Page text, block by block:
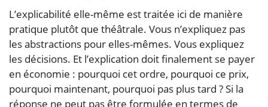
L’explicabilité elle-même est traitée ici de manière
pratique plutôt que théâtrale. Vous n’expliquez pas
les abstractions pour elles-mêmes. Vous expliquez
les décisions. Et l’explication doit finalement se payer
en économie : pourquoi cet ordre, pourquoi ce prix,
pourquoi maintenant, pourquoi pas plus tard ? Si la
réponse ne peut pas être formulée en termes de